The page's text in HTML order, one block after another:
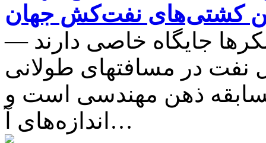
کشتی‌های نفت‌کش جهان
جایگاه خاصی دارند —
نفت در مسافتهای طولانی
ذهن مهندسی است و
اندازه‌های آ…